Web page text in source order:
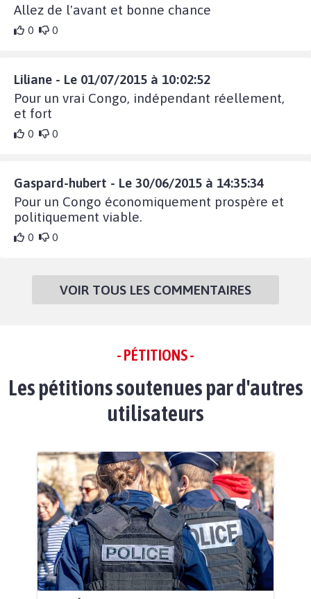
Allez de l'avant et bonne chance
0 0
Liliane - Le 01/07/2015 à 10:02:52
Pour un vrai Congo, indépendant réellement,
et fort
0 0
Gaspard-hubert - Le 30/06/2015 à 14:35:34
Pour un Congo économiquement prospère et
politiquement viable.
0 0
VOIR TOUS LES COMMENTAIRES
- PÉTITIONS -
Les pétitions soutenues par d'autres
utilisateurs